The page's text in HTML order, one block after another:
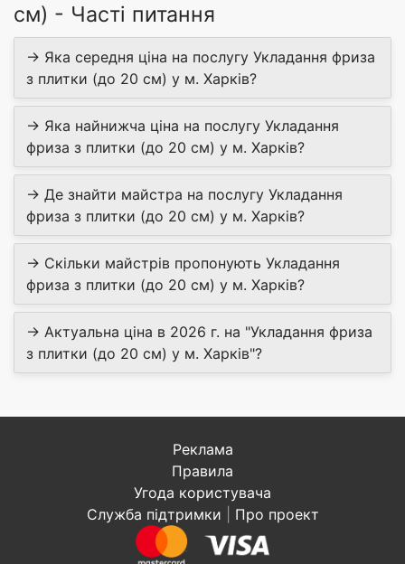
см) - Часті питання
→ Яка середня ціна на послугу Укладання фриза
з плитки (до 20 см) у м. Харків?
→ Яка найнижча ціна на послугу Укладання
фриза з плитки (до 20 см) у м. Харків?
→ Де знайти майстра на послугу Укладання
фриза з плитки (до 20 см) у м. Харків?
→ Скільки майстрів пропонують Укладання
фриза з плитки (до 20 см) у м. Харків?
→ Актуальна ціна в 2026 г. на "Укладання фриза
з плитки (до 20 см) у м. Харків"?
Реклама
Правила
Угода користувача
Служба підтримки
Про проект